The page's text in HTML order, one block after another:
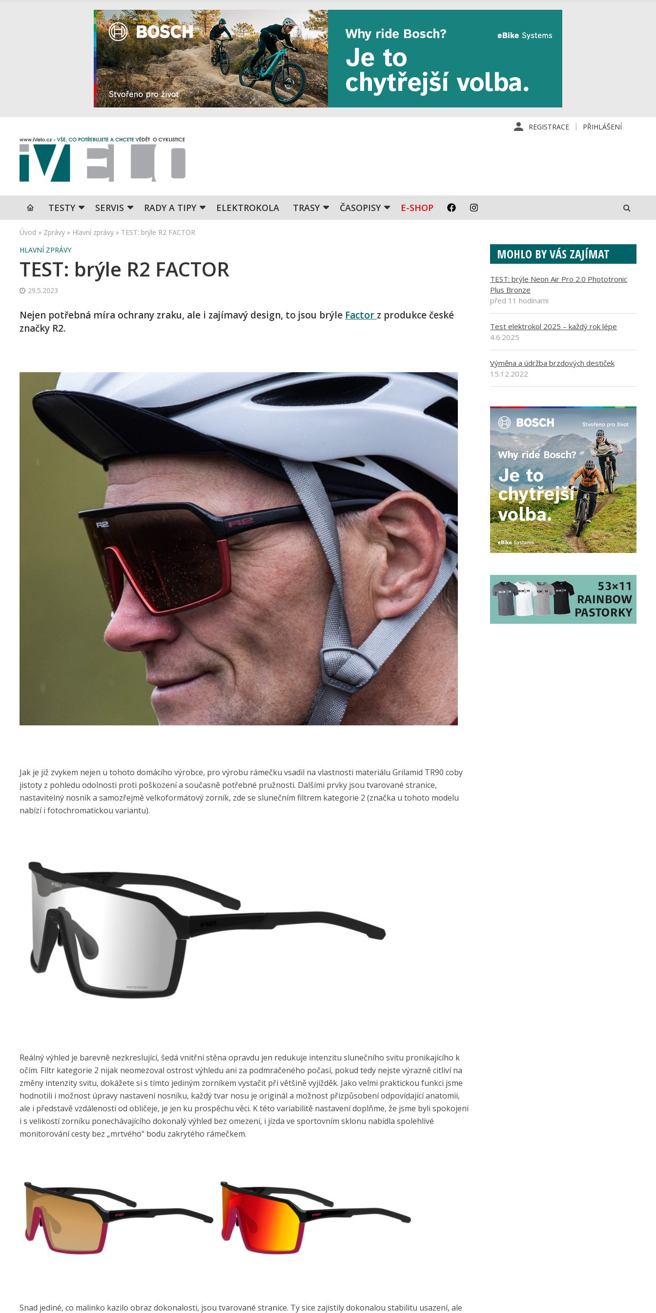
REGISTRACE PŘIHLÁŠENÍ
TESTY SERVIS RADY A TIPY ELEKTROKOLA TRASY ČASOPISY E-SHOP
Úvod » Zprávy » Hlavní zprávy » TEST: brýle R2 FACTOR
HLAVNÍ ZPRÁVY
TEST: brýle R2 FACTOR
29.5.2023
Nejen potřebná míra ochrany zraku, ale i zajímavý design, to jsou brýle Factor z produkce české
značky R2.
Jak je již zvykem nejen u tohoto domácího výrobce, pro výrobu rámečku vsadil na vlastnosti materiálu Grilamid TR90 coby
jistoty z pohledu odolnosti proti poškození a současně potřebné pružnosti. Dalšími prvky jsou tvarované stranice,
nastavitelný nosník a samozřejmě velkoformátový zorník, zde se slunečním filtrem kategorie 2 (značka u tohoto modelu
nabízí i fotochromatickou variantu).
Reálný výhled je barevně nezkreslující, šedá vnitřní stěna opravdu jen redukuje intenzitu slunečního svitu pronikajícího k
očím. Filtr kategorie 2 nijak neomezoval ostrost výhledu ani za podmračeného počasí, pokud tedy nejste výrazně citliví na
změny intenzity svitu, dokážete si s tímto jediným zorníkem vystačit při většině vyjížděk. Jako velmi praktickou funkci jsme
hodnotili i možnost úpravy nastavení nosníku, každý tvar nosu je originál a možnost přizpůsobení odpovídající anatomii,
ale i představě vzdálenosti od obličeje, je jen ku prospěchu věci. K této variabilitě nastavení doplňme, že jsme byli spokojeni
i s velikostí zorníku ponechávajícího dokonalý výhled bez omezení, i jízda ve sportovním sklonu nabídla spolehlivé
monitorování cesty bez „mrtvého“ bodu zakrytého rámečkem.
Snad jediné, co malinko kazilo obraz dokonalosti, jsou tvarované stranice. Ty sice zajistily dokonalou stabilitu usazení, ale
MOHLO BY VÁS ZAJÍMAT
TEST: brýle Neon Air Pro 2.0 Phototronic
Plus Bronze
před 11 hodinami
Test elektrokol 2025 – každý rok lépe
4.6.2025
Výměna a údržba brzdových destiček
15.12.2022